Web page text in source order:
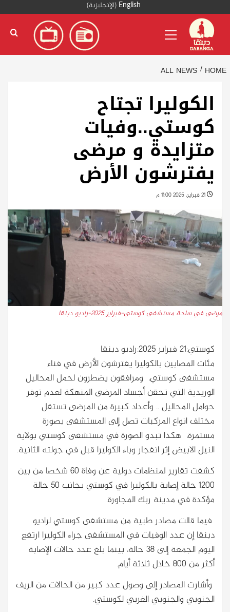
content
English
(الإنجليزية)
Menu
HOME
ALL NEWS
الكوليرا تجتاح
كوستي..وفيات
متزايدة و مرضى
يفترشون الأرض
مرضى في ساحة مستشفى كوستي-فبراير 2025-راديو دبنقا
كوستي:21 فبراير 2025:راديو دبنقا
مئات المصابين بالكوليرا يفترشون الأرض في فناء
مستشفى كوستي، ومرافقون يضطرون لحمل المحاليل
الوريدية التي تحقن أجساد المرضى المنهكة لعدم توفر
حوامل المحاليل .. وأعداد كبيرة من المرضى تستقل
مختلف انواع المركبات تصل إلى المستشفى بصورة
مستمرة، هكذا تبدو الصورة في مستشفى كوستي بولاية
النيل الابيض إثر انفجار وباء الكوليرا قبل في جولته الثانية.
كشفت تقارير لمنظمات دولية عن وفاة 60 شخصا من بين
1200 حالة إصابة بالكوليرا في كوستي بجانب 50 حالة
مؤكدة في مدينة ربك المجاورة.
فيما قالت مصادر طبية من مستشفى كوستي لراديو
دبنقا إن عدد الوفيات في المستشفى جراء الكوليرا ارتفع
اليوم الجمعة إلى 38 حالة، بينما بلغ عدد حالات الإصابة
أكثر من 800 خلال ثلاثة أيام.
وأشارت المصادر إلى وصول عدد كبير من الحالات من الريف
الجنوبي والجنوبي الغربي لكوستي.